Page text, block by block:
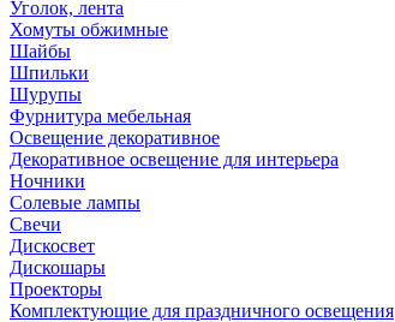
Уголок, лента
Хомуты обжимные
Шайбы
Шпильки
Шурупы
Фурнитура мебельная
Освещение декоративное
Декоративное освещение для интерьера
Ночники
Солевые лампы
Свечи
Дискосвет
Дискошары
Проекторы
Комплектующие для праздничного освещения